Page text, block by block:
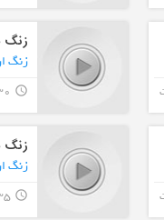
زنگ
زنگ
query_builder
زنگ
زنگ
query_builder